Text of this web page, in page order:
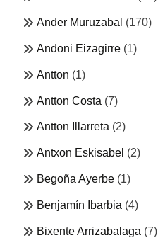
Ander Muruzabal (170)
Andoni Eizagirre (1)
Antton (1)
Antton Costa (7)
Antton Illarreta (2)
Antxon Eskisabel (2)
Begoña Ayerbe (1)
Benjamín Ibarbia (4)
Bixente Arrizabalaga (7)